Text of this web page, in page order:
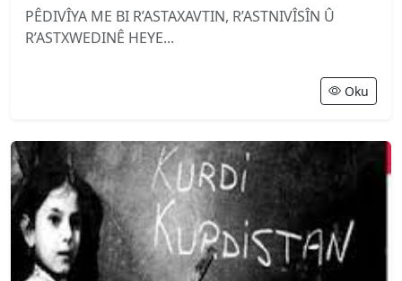
PÊDIVÎYA ME BI R’ASTAXAVTIN, R’ASTNIVÎSÎN Û
R’ASTXWEDINÊ HEYE...
Oku